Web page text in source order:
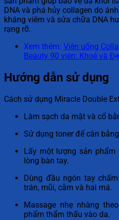
DNA và phá hủy collagen do
kháng viêm và sửa chữa DNA
rạng rỡ.
Xem thêm: Viên uống
Beauty 90 viên: Khoẻ và
Hướng dẫn sử dụng
Cách sử dụng Miracle Double
Làm sạch da mặt và cổ
Sử dụng toner để cân
Lấy một lượng sản
lòng bàn tay.
Dùng đầu ngón tay
trán, mũi, cằm và hai má.
Massage nhẹ nhàng
phẩm thẩm thấu vào da.